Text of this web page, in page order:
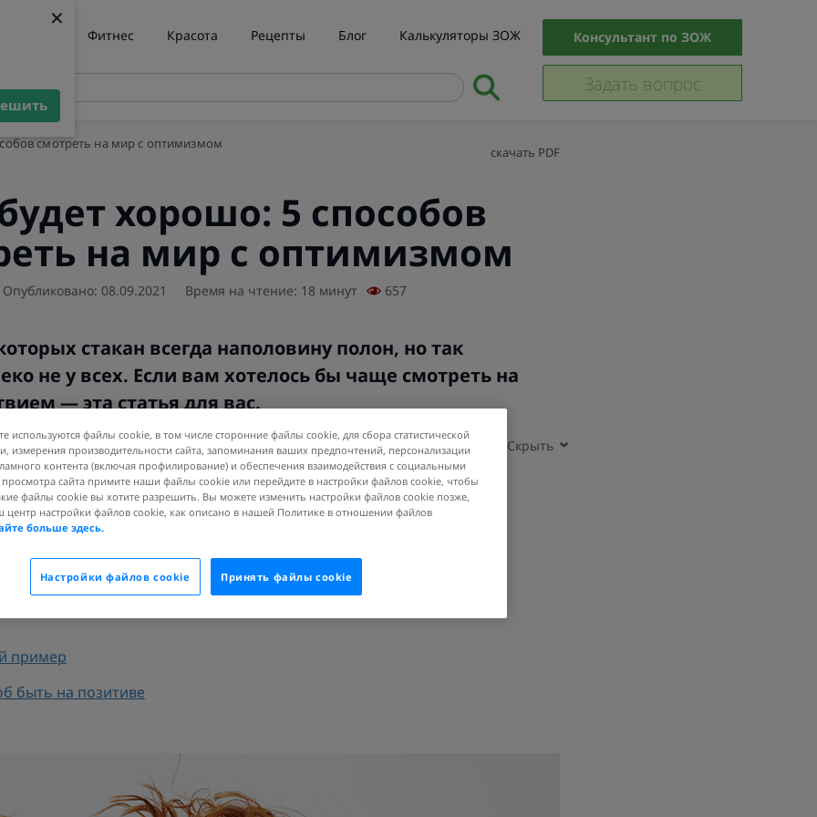
×
×
веса Фитнес Красота Рецепты Блог Калькуляторы ЗОЖ Консультант по ЗОЖ
Задать вопрос
смотреть на мир с оптимизмом
скачать PDF
хорошо: 5 способов
на мир с оптимизмом
Опубликовано: 08.09.2021 Время на чтение: 18 минут 657
стакан всегда наполовину полон, но так
не у всех. Если вам хотелось бы чаще смотреть на
— эта статья для вас.
мир по-разному
на мир позитивнее
установок
пример
быть на позитиве
используются файлы cookie, в том числе сторонние файлы cookie, для сбора статистической
измерения производительности сайта, запоминания ваших предпочтений, персонализации
контента (включая профилирование) и обеспечения взаимодействия с социальными
просмотра сайта примите наши файлы cookie или перейдите в настройки файлов cookie, чтобы
файлы cookie вы хотите разрешить. Вы можете изменить настройки файлов cookie позже,
центр настройки файлов cookie, как описано в нашей Политике в отношении файлов
больше здесь.
Принять файлы cookie
Настройки файлов cookie